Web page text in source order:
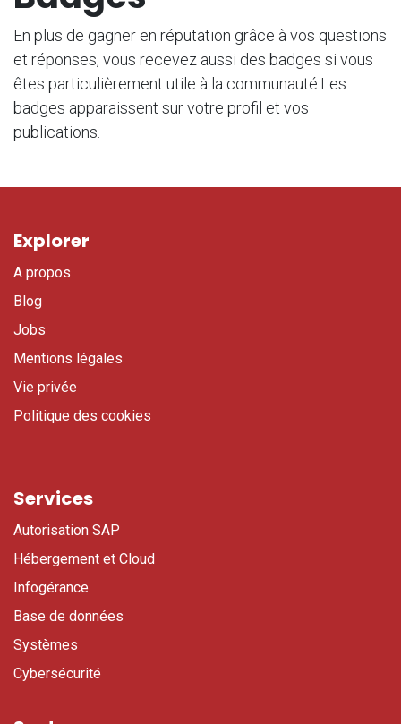
En plus de gagner en réputation grâce à vos questions
et réponses, vous recevez aussi des badges si vous
êtes particulièrement utile à la communauté. Les
badges apparaissent sur votre profil et vos
publications.
Explorer
A propos
Blog
Jobs
Mentions légales
Vie privée
Politique des cookies
Services
Autorisation SAP
Hébergement et Cloud
Infogérance
Base de données
Systèmes
Cybersécurité